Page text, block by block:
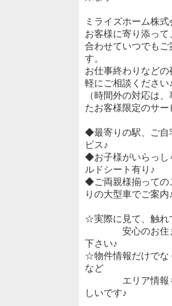
ミライズホーム株式
お客様に寄り添っ
合わせていつでもご
す。
お仕事終わりなど
軽にご相談ください
（時間外の対応は
たお客様限定のサー
◆最寄りの駅、ご自
ビス♪
◆お子様がいらっし
ルドシート有り♪
◆ご両親様揃っての
りの大型車でご案内
☆実際に見て、触れ
安心のお住ま
下さい♪
☆物件情報だけでな
など
エリア情報も
しいです♪